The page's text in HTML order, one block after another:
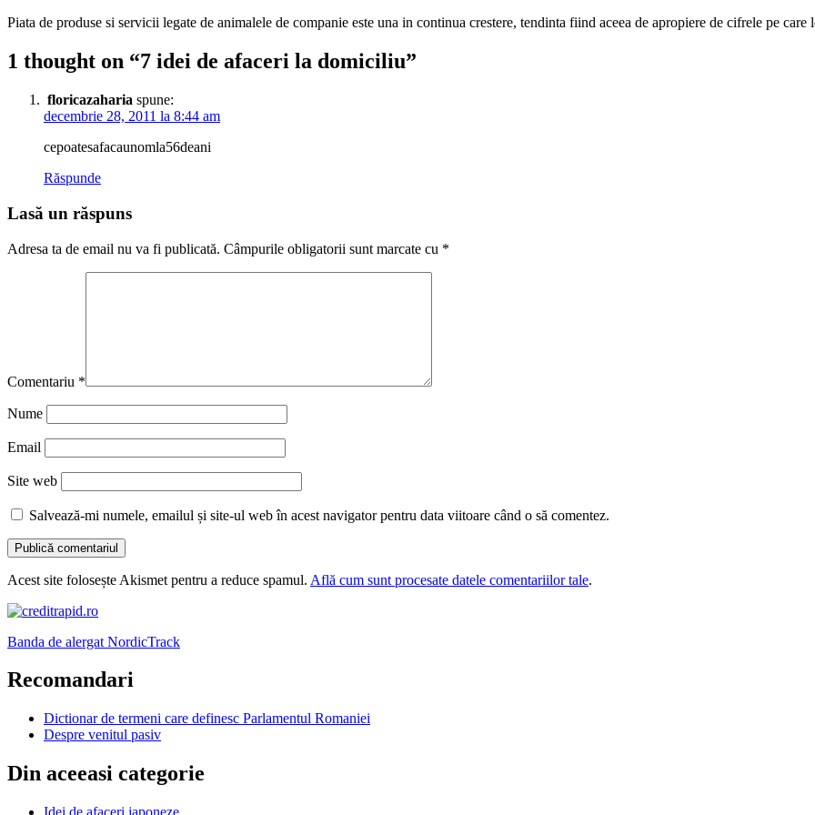
Piata de produse si servicii legate de animalele de companie este una in continua crestere, tendinta fiind aceea de apropiere de cifrele pe
1 thought on “7 idei de afaceri la domiciliu”
floricazaharia spune:
decembrie 28, 2011 la 8:44 am
cepoatesafacaunomla56deani
Răspunde
Lasă un răspuns
Adresa ta de email nu va fi publicată. Câmpurile obligatorii sunt marcate cu *
Comentariu *
Nume
Email
Site web
Salvează-mi numele, emailul și site-ul web în acest navigator pentru data viitoare când o să comentez.
Acest site folosește Akismet pentru a reduce spamul. Află cum sunt procesate datele comentariilor tale.
Banda de alergat NordicTrack
Recomandari
Dictionar de termeni care definesc Parlamentul Romaniei
Despre venitul pasiv
Din aceeasi categorie